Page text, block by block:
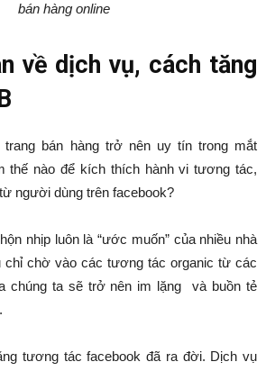
bán hàng online
về dịch vụ, cách tăng
bán hàng trở nên uy tín trong mắt
thế nào để kích thích hành vi tương tác,
người dùng trên facebook?
nhịp luôn là “ước muốn” của nhiều nhà
chỉ chờ vào các tương tác organic từ các
chúng ta sẽ trở nên im lặng và buồn tẻ
tương tác facebook đã ra đời. Dịch vụ